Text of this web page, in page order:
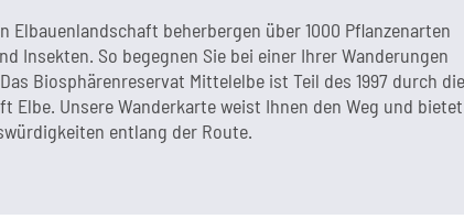
Elbauenlandschaft beherbergen über 1000 Pflanzenarten
Insekten. So begegnen Sie bei einer Ihrer Wanderungen
Biosphärenreservat Mittelelbe ist Teil des 1997 durch die
Elbe. Unsere Wanderkarte weist Ihnen den Weg und bietet
entlang der Route.